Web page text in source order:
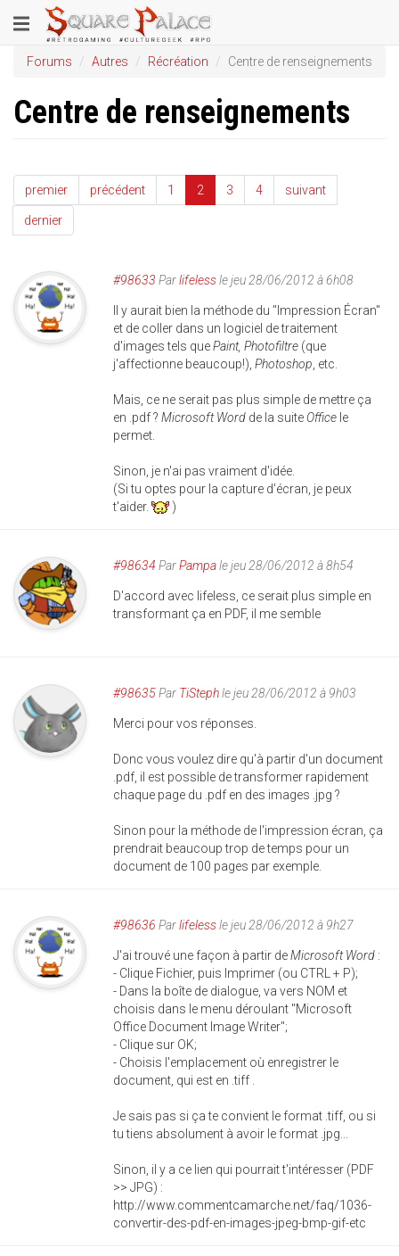
au
contenu
principal
Toggle
navigation
Forums Autres Récréation Centre de renseignements
Centre de renseignements
premier précédent 1 2 3 4 suivant
dernier
#98633 Parlifelessle jeu 28/06/2012 à 6h08
Il y aurait bien la méthode du "Impression Écran"
et de coller dans un logiciel de traitement
d'images tels quePaint, Photofiltre (que
j'affectionne beaucoup!), Photoshop , etc.
Mais, ce ne serait pas plus simple de mettre ça
en .pdf ? Microsoft Word de la suiteOffice le
permet.
Sinon, je n'ai pas vraiment d'idée.
(Si tu optes pour la capture d'écran, je peux
t'aider.
)
#98634 ParPampale jeu 28/06/2012 à 8h54
D'accord avec lifeless, ce serait plus simple en
transformant ça en PDF, il me semble
#98635Par TiStephle jeu 28/06/2012 à 9h03
Merci pour vos réponses.
Donc vous voulez dire qu'à partir d'un document
.pdf, il est possible de transformer rapidement
chaque page du .pdf en des images .jpg ?
Sinon pour la méthode de l'impression écran, ça
prendrait beaucoup trop de temps pour un
document de 100 pages par exemple.
#98636 Parlifelessle jeu 28/06/2012 à 9h27
J'ai trouvé une façon à partir deMicrosoft Word :
- Clique Fichier, puis Imprimer (ou CTRL + P);
- Dans la boîte de dialogue, va vers NOM et
choisis dans le menu déroulant "Microsoft
Office Document Image Writer";
- Clique sur OK;
- Choisis l'emplacement où enregistrer le
document, qui est en .tiff .
Je sais pas si ça te convient le format .tiff, ou si
tu tiens absolument à avoir le format .jpg...
Sinon, il y a ce lien qui pourrait t'intéresser (PDF
>> JPG) :
http://www.commentcamarche.net/faq/1036-
convertir-des-pdf-en-images-jpeg-bmp-gif-etc